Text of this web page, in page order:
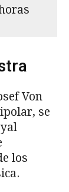
Von
se
los